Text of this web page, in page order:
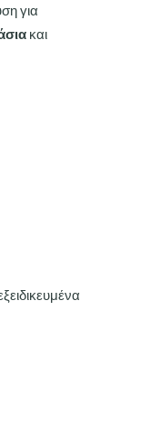
για
και